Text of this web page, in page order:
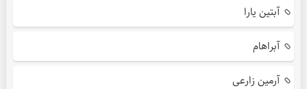
آبتین یارا
آبراهام
آرمین زارعی